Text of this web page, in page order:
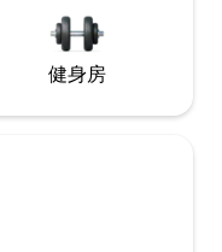
健身房